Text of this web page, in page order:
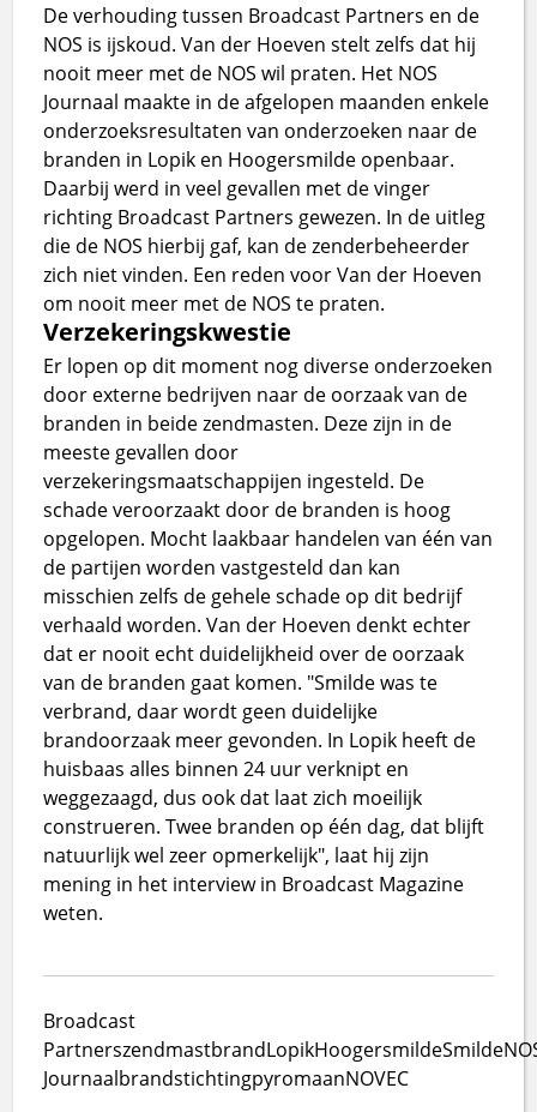
De verhouding tussen Broadcast Partners en de
NOS is ijskoud. Van der Hoeven stelt zelfs dat hij
nooit meer met de NOS wil praten. Het NOS
Journaal maakte in de afgelopen maanden enkele
onderzoeksresultaten van onderzoeken naar de
branden in Lopik en Hoogersmilde openbaar.
Daarbij werd in veel gevallen met de vinger
richting Broadcast Partners gewezen. In de uitleg
die de NOS hierbij gaf, kan de zenderbeheerder
zich niet vinden. Een reden voor Van der Hoeven
om nooit meer met de NOS te praten.
Verzekeringskwestie
Er lopen op dit moment nog diverse onderzoeken
door externe bedrijven naar de oorzaak van de
branden in beide zendmasten. Deze zijn in de
meeste gevallen door
verzekeringsmaatschappijen ingesteld. De
schade veroorzaakt door de branden is hoog
opgelopen. Mocht laakbaar handelen van één van
de partijen worden vastgesteld dan kan
misschien zelfs de gehele schade op dit bedrijf
verhaald worden. Van der Hoeven denkt echter
dat er nooit echt duidelijkheid over de oorzaak
van de branden gaat komen. "Smilde was te
verbrand, daar wordt geen duidelijke
brandoorzaak meer gevonden. In Lopik heeft de
huisbaas alles binnen 24 uur verknipt en
weggezaagd, dus ook dat laat zich moeilijk
construeren. Twee branden op één dag, dat blijft
natuurlijk wel zeer opmerkelijk", laat hij zijn
mening in het interview in Broadcast Magazine
weten.
Broadcast
PartnerszendmastbrandLopikHoogersmildeSmilde
JournaalbrandstichtingpyromaanNOVEC